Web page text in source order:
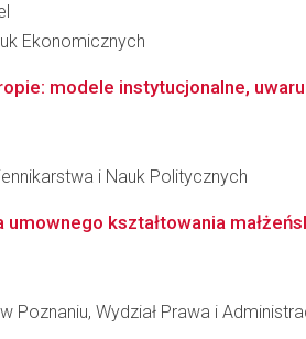
Ekonomicznych
modele instytucjonalne,
i Nauk Politycznych
kształtowania
Poznaniu, Wydział Prawa i